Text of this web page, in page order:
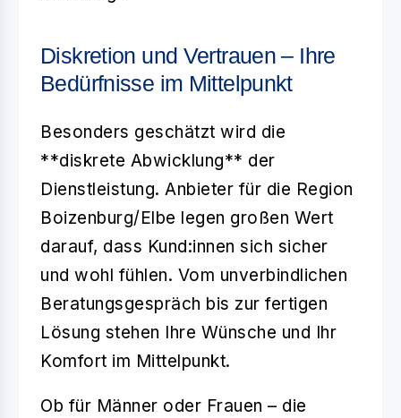
Diskretion und Vertrauen – Ihre
Bedürfnisse im Mittelpunkt
Besonders geschätzt wird die
**diskrete Abwicklung** der
Dienstleistung. Anbieter für die Region
Boizenburg/Elbe legen großen Wert
darauf, dass Kund:innen sich sicher
und wohl fühlen. Vom unverbindlichen
Beratungsgespräch bis zur fertigen
Lösung stehen Ihre Wünsche und Ihr
Komfort im Mittelpunkt.
Ob für Männer oder Frauen – die